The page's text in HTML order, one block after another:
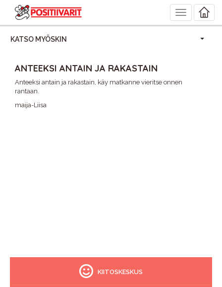
Toggle
navigation
KATSO MYÖSKIN
ANTEEKSI ANTAIN JA RAKASTAIN
Anteeksi antain ja rakastain, käy matkanne vieritse onnen
rantaan.
maija-Liisa
KIITOSKESKUS